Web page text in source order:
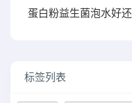
标签列表